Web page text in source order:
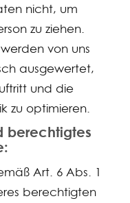
nicht, um
zu ziehen.
von uns
ausgewertet,
und die
zu optimieren.
berechtigtes
Art. 6 Abs. 1
berechtigten